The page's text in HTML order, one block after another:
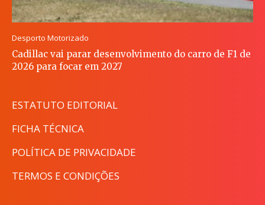
Desporto Motorizado
Cadillac vai parar desenvolvimento do carro de F1 de
2026 para focar em 2027
ESTATUTO EDITORIAL
FICHA TÉCNICA
POLÍTICA DE PRIVACIDADE
TERMOS E CONDIÇÕES